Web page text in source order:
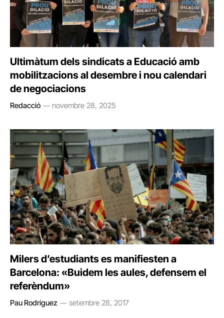
Ultimàtum dels sindicats a Educació amb
mobilitzacions al desembre i nou calendari
de negociacions
Redacció novembre 28, 2025
Milers d’estudiants es manifiesten a
Barcelona: «Buidem les aules, defensem el
referèndum»
Pau Rodríguez setembre 28, 2017